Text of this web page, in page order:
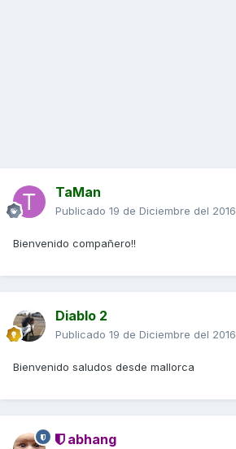
TaMan
Publicado 19 de Diciembre del 2016
Bienvenido compañero!!
Diablo 2
Publicado 19 de Diciembre del 2016
Bienvenido saludos desde mallorca
abhang